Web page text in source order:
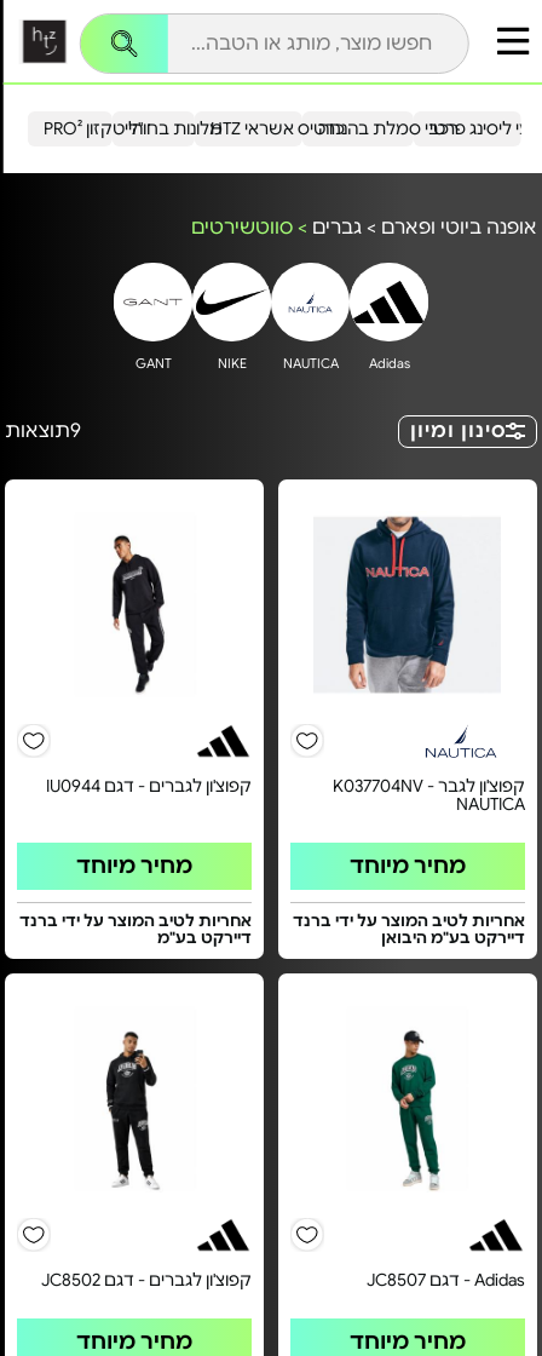
הייטקזון PRO²מלונות בחו"ל כרטיס אשראי HTZ ליסינג פרטירכבי סמלת בהנחה
אופנה ביוטי ופארם > גברים > סווטשירטים
Adidas
NAUTICA
NIKE
GANT
סינון ומיון 9תוצאות
קפוצ'ון לגבר K037704NV -
NAUTICA
מחיר מיוחד
אחריות לטיב המוצר על ידי ברנד
דיירקט בע"מ היבואן
קפוצ'ון לגברים - דגם IU0944
מחיר מיוחד
אחריות לטיב המוצר על ידי ברנד
דיירקט בע"מ
Adidas - דגם JC8507
מחיר מיוחד
קפוצ'ון לגברים - דגם JC8502
מחיר מיוחד